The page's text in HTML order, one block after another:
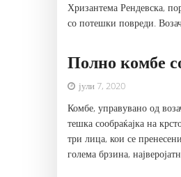
Хризантема Рендевска,
со потешки повреди.
Полно комбе
јули 7, 2020
Комбе, управувано од
тешка сообраќајка на
три лица, кои се
голема брзина,